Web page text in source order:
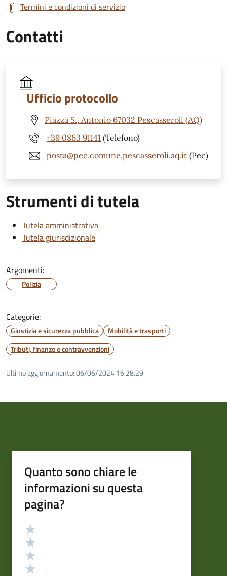
Termini e condizioni di servizio
Contatti
Ufficio protocollo
Piazza S., Antonio 67032 Pescasseroli (AQ)
+39 0863 91141 (Telefono)
posta@pec.comune.pescasseroli.aq.it (Pec)
Strumenti di tutela
Tutela amministrativa
Tutela giurisdizionale
Argomenti:
Polizia
Categorie:
Giustizia e sicurezza pubblica
Mobilità e trasporti
Tributi, finanze e contravvenzioni
Ultimo aggiornamento:06/06/2024 16:28.29
Quanto sono chiare le
informazioni su questa
pagina?
Valutazione